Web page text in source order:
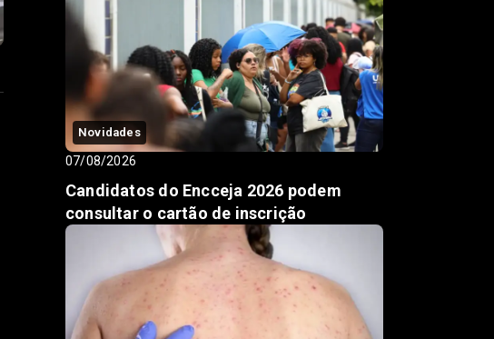
Novidades
07/08/2026
Candidatos do Encceja 2026 podem
consultar o cartão de inscrição